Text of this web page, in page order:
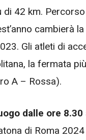
42 km.
cambierà
Gli atleti di
la fermata
A – Rossa).
dalle ore 8.30
di Roma